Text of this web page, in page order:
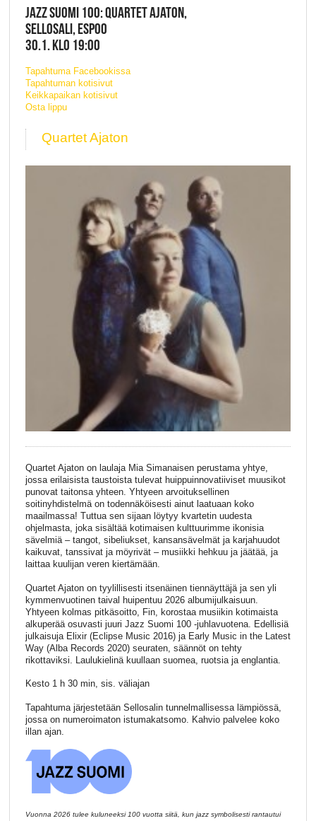
JAZZ SUOMI 100: QUARTET AJATON,
SELLOSALI, ESPOO
30.1. KLO 19:00
Tapahtuma Facebookissa
Tapahtuman kotisivut
Keikkapaikan kotisivut
Osta lippu
Quartet Ajaton
Quartet Ajaton on laulaja Mia Simanaisen perustama yhtye,
jossa erilaisista taustoista tulevat huippuinnovatiiviset muusikot
punovat taitonsa yhteen. Yhtyeen arvoituksellinen
soitinyhdistelmä on todennäköisesti ainut laatuaan koko
maailmassa! Tuttua sen sijaan löytyy kvartetin uudesta
ohjelmasta, joka sisältää kotimaisen kulttuurimme ikonisia
sävelmiä – tangot, sibeliukset, kansansävelmät ja karjahuudot
kaikuvat, tanssivat ja möyrivät – musiikki hehkuu ja jäätää, ja
laittaa kuulijan veren kiertämään.
Quartet Ajaton on tyylillisesti itsenäinen tiennäyttäjä ja sen yli
kymmenvuotinen taival huipentuu 2026 albumijulkaisuun.
Yhtyeen kolmas pitkäsoitto, Fin, korostaa musiikin kotimaista
alkuperää osuvasti juuri Jazz Suomi 100 -juhlavuotena. Edellisiä
julkaisuja Elixir (Eclipse Music 2016) ja Early Music in the Latest
Way (Alba Records 2020) seuraten, säännöt on tehty
rikottaviksi. Laulukielinä kuullaan suomea, ruotsia ja englantia.
Kesto 1 h 30 min, sis. väliajan
Tapahtuma järjestetään Sellosalin tunnelmallisessa lämpiössä,
jossa on numeroimaton istumakatsomo. Kahvio palvelee koko
illan ajan.
Vuonna 2026 tulee kuluneeksi 100 vuotta siitä, kun jazz symbolisesti rantautui